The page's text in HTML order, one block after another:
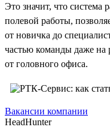
Это значит, что система
полевой работы,
от новичка до
частью команды даже на
от головного офиса.
Вакансии компании
HeadHunter